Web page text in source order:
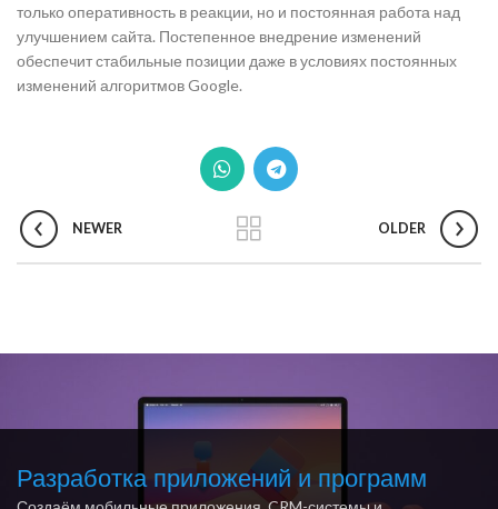
только оперативность в реакции, но и постоянная работа над
улучшением сайта. Постепенное внедрение изменений
обеспечит стабильные позиции даже в условиях постоянных
изменений алгоритмов Google.
NEWER OLDER
Разработка приложений и программ